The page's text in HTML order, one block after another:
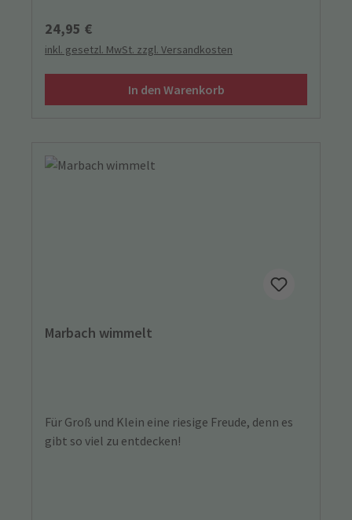
Regulärer Preis:
24,95 €
inkl. gesetzl. MwSt. zzgl. Versandkosten
In den Warenkorb
Marbach wimmelt
Für Groß und Klein eine riesige Freude, denn es
gibt so viel zu entdecken!